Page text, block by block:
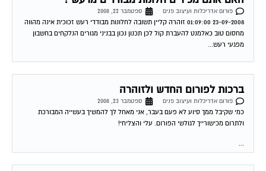
פורום אדריכלות ועיצוב פנים
ספטמבר 22, 2008
23-09-2008 01:09:00 זוהרה קליין תשובה לחלונות מבודדי רעש זכוכית אינה מהווה
מחסום טוב כאלמנט להעברת קול לכן תכנון נכון בבניני מגורים הנלקחים בחשבון
מפגעי רעש...
ברכות לפורום החדש ולזוהרה
פורום אדריכלות ועיצוב פנים
ספטמבר 23, 2008
כמי שקיבל ממך סיוע לא פעם בעבר, אני מאחל לך להמשיך בעשייה המבורכת
ולתרום מכישורייך לגולשי הפורום. עלי והצליחי!
...